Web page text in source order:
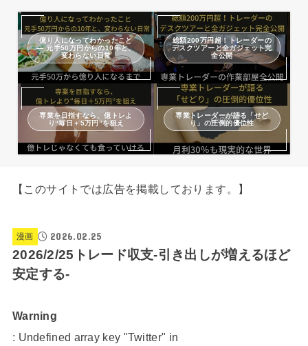
億り人になってわかったこと
— 元手50万円からの10年と、
変わらない日常
総額200万円超！トレーダーの
デスクツアーと全ガジェット完
全公開
専業を目指すなら、億トレよ
り“毎日＋5万円”を狙え
専業トレーダーが語る「せど
り」の圧倒的優位性
【このサイトでは広告を掲載しております。】
漫画 2026.02.25
2026/2/25トレード収支-引き出しが増えるほど
安定する-
Warning
: Undefined array key "Twitter" in